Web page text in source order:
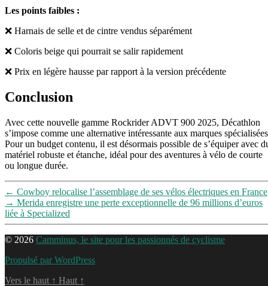
Les points faibles :
❌ Harnais de selle et de cintre vendus séparément
❌ Coloris beige qui pourrait se salir rapidement
❌ Prix en légère hausse par rapport à la version précédente
Conclusion
Avec cette nouvelle gamme Rockrider ADVT 900 2025, Décathlon
s’impose comme une alternative intéressante aux marques
Pour un budget contenu, il est désormais possible de s’équiper avec
matériel robuste et étanche, idéal pour des aventures à vélo de courte
ou longue durée.
← Cowboy relocalise l’assemblage de ses vélos électriques en France
→ Merida enregistre une perte exceptionnelle de 96 millions d’euros
liée à Specialized
© 2026 Camminus, le site pour les passionnés de cyclisme
Propulsé par WordPress
Vers le haut ↑ Haut ↑